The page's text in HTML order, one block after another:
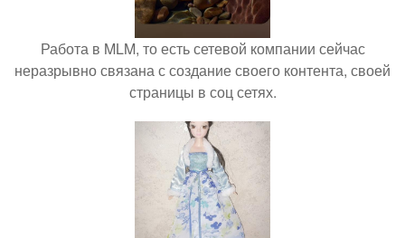
Работа в MLM, то есть сетевой компании сейчас
неразрывно связана с создание своего контента, своей
страницы в соц сетях.